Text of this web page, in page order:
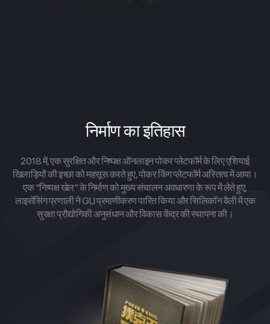
निर्माण का इतिहास
2018 में, एक सुरक्षित और निष्पक्ष ऑनलाइन पोकर प्लेटफॉर्म के लिए एशियाई
खिलाड़ियों की इच्छा को महसूस करते हुए, पोकर किंग प्लेटफॉर्म अस्तित्व में आया।
एक “निष्पक्ष खेल” के निर्माण को मुख्य संचालन अवधारणा के रूप में लेते हुए,
लाइसेंसिंग प्रणाली ने GLI प्रमाणीकरण पारित किया और सिलिकॉन वैली में एक
सुरक्षा प्रौद्योगिकी अनुसंधान और विकास केंद्र की स्थापना की।